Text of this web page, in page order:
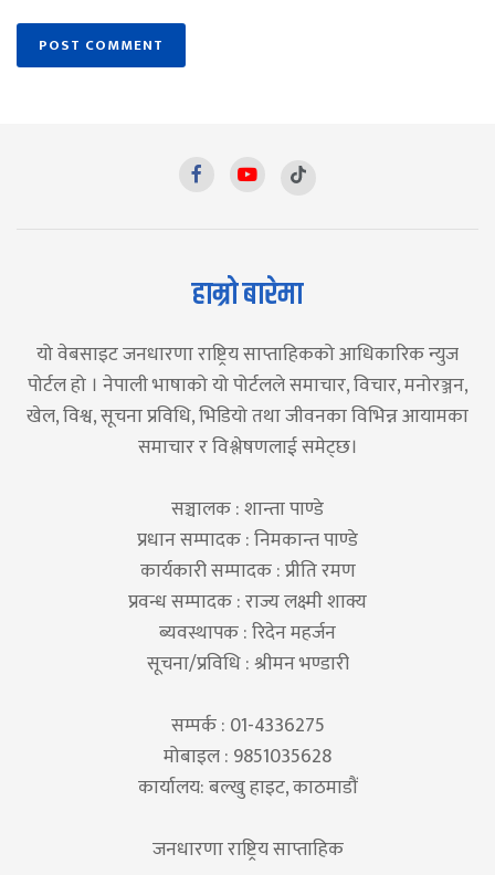
हाम्रो बारेमा
यो वेबसाइट जनधारणा राष्ट्रिय साप्ताहिकको आधिकारिक न्युज
पोर्टल हो । नेपाली भाषाको यो पोर्टलले समाचार, विचार, मनोरञ्जन,
खेल, विश्व, सूचना प्रविधि, भिडियो तथा जीवनका विभिन्न आयामका
समाचार र विश्लेषणलाई समेट्छ।
सञ्चालक : शान्ता पाण्डे
प्रधान सम्पादक : निमकान्त पाण्डे
कार्यकारी सम्पादक : प्रीति रमण
प्रवन्ध सम्पादक : राज्य लक्ष्मी शाक्य
ब्यवस्थापक : रिदेन महर्जन
सूचना/प्रविधि : श्रीमन भण्डारी
सम्पर्क : 01-4336275
मोबाइल : 9851035628
कार्यालय: बल्खु हाइट, काठमाडौं
जनधारणा राष्ट्रिय साप्ताहिक